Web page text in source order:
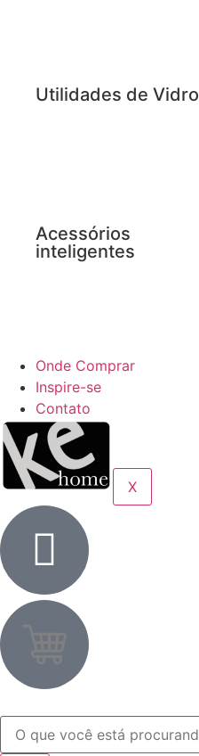
Utilidades de Vidro
Acessórios
inteligentes
Onde Comprar
Inspire-se
Contato
X